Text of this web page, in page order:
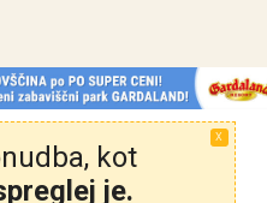
X
kot
je.